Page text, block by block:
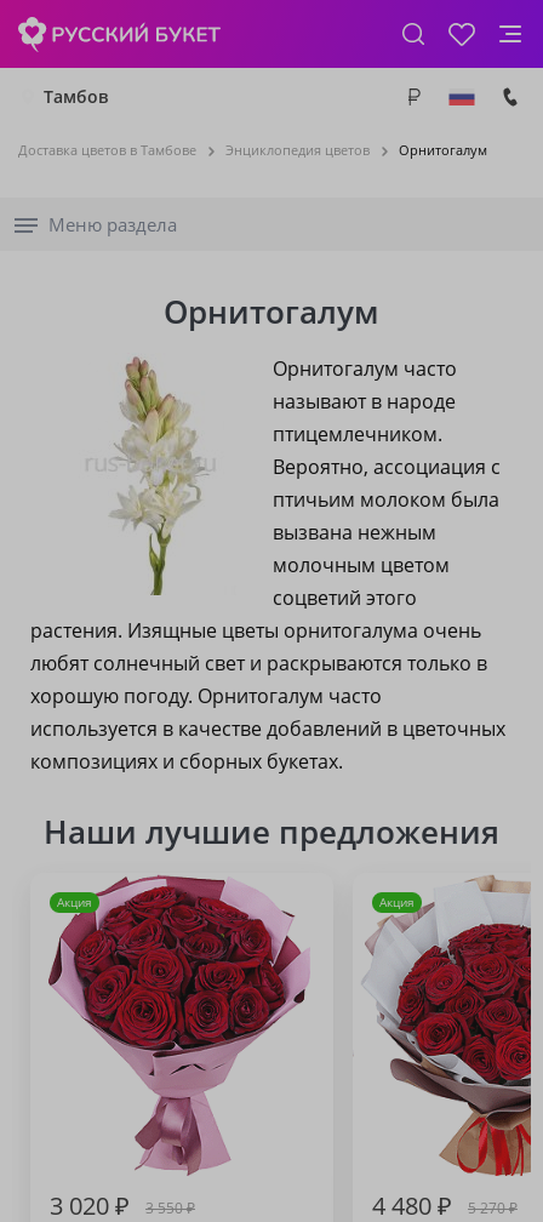
Тамбов
Доставка цветов в Тамбове Энциклопедия цветов Орнитогалум
Меню раздела
Орнитогалум
Орнитогалум часто
называют в народе
птицемлечником.
Вероятно, ассоциация с
птичьим молоком была
вызвана нежным
молочным цветом
соцветий этого
растения. Изящные цветы орнитогалума очень
любят солнечный свет и раскрываются только в
хорошую погоду. Орнитогалум часто
используется в качестве добавлений в цветочных
композициях и сборных букетах.
Наши лучшие предложения
Акция
3 020 ₽ 3 550 ₽
Акция
4 480 ₽ 5 270 ₽